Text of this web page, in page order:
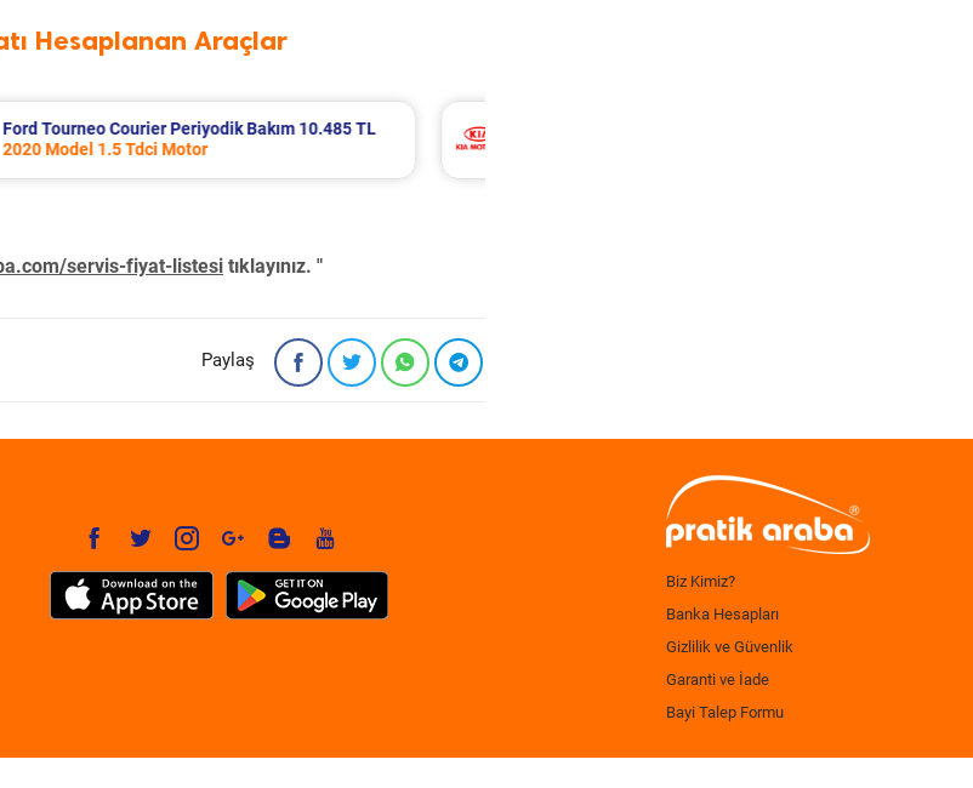
Hesaplanan Araçlar
Kia K2700 Periyodik Bakım 7.295 TL
2009 Model 2.7 Motor
servis-fiyat-listesi tıklayınız. "
Paylaş
Biz Kimiz?
Banka Hesapları
Gizlilik ve Güvenlik
Garanti ve İade
Bayi Talep Formu